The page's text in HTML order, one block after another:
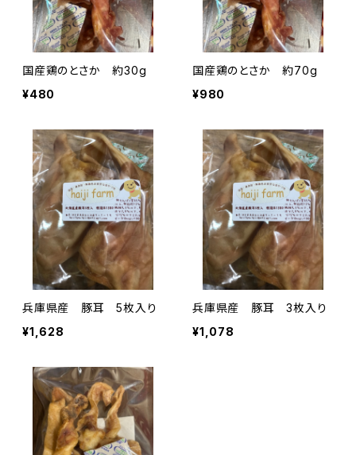
国産鶏のとさか 約30g
¥480
国産鶏のとさか 約70g
¥980
兵庫県産 豚耳 5枚入り
¥1,628
兵庫県産 豚耳 3枚入り
¥1,078